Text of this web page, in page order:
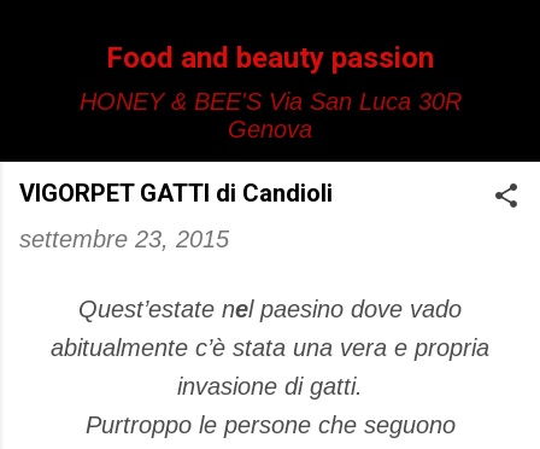
Food and beauty passion
HONEY & BEE'S Via San Luca 30R
Genova
VIGORPET GATTI di Candioli
settembre 23, 2015
Quest’estate nel paesino dove vado
abitualmente c’è stata una vera e propria
invasione di gatti.
Purtroppo le persone che seguono